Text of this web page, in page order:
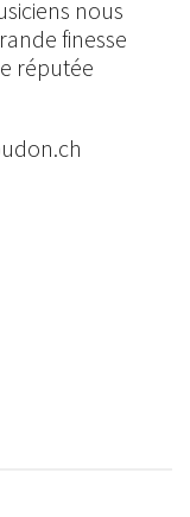
nous
finesse
réputée